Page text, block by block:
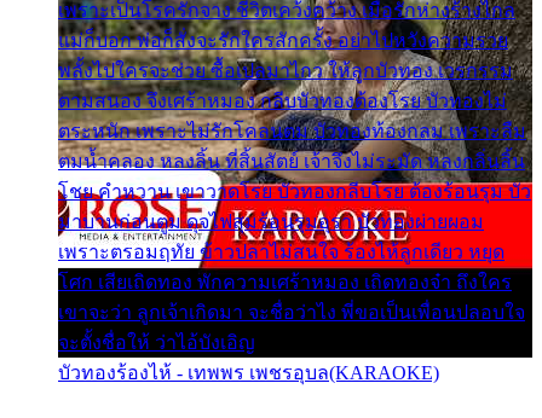
เพราะเป็นโรครักจาง ชีวิตเคว้งคว้าง เมื่อรักห่างร้างไกล
แม่ก็บอก พ่อก็สั่งจะรักใครสักครั้ง อย่าไปหวังความรวย
พลั้งไปใครจะช่วย ซื้อเปลมาไกว ให้ลูกบัวทอง เวรกรรม
ตามสนอง จึงเศร้าหมอง กลีบบัวทองต้องโรย บัวทองไม่
ตระหนัก เพราะไม่รักโคลนตม บัวทองท้องกลม เพราะลืม
ตมน้ำคลอง หลงลิ้น ที่สิ้นสัตย์ เจ้าจึงไม่ระมัด หลงกลิ่นลิ้น
โชย คำหวาน เขาวาดโรย บัวทองกลีบโรย ต้องร้อนรุม บัว
มาบานก่อนตูม ดุจไฟสุมร้อนรุมอุรา บัวทองผ่ายผอม
เพราะตรอมฤทัย ข้าวปลาไม่สนใจ ร้องไห้ลูกเดียว หยุด
โศก เสียเถิดทอง พักความเศร้าหมอง เถิดทองจ๋า ถึงใคร
เขาจะว่า ลูกเจ้าเกิดมา จะชื่อว่าไง พี่ขอเป็นเพื่อนปลอบใจ
จะตั้งชื่อให้ ว่าไอ้บังเอิญ
บัวทองร้องไห้ - เทพพร เพชรอุบล(KARAOKE)